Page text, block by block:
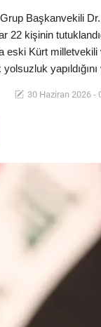
Başkanvekili
kişinin
eski Kürt
yapıldığını
30 Haziran 2026 -